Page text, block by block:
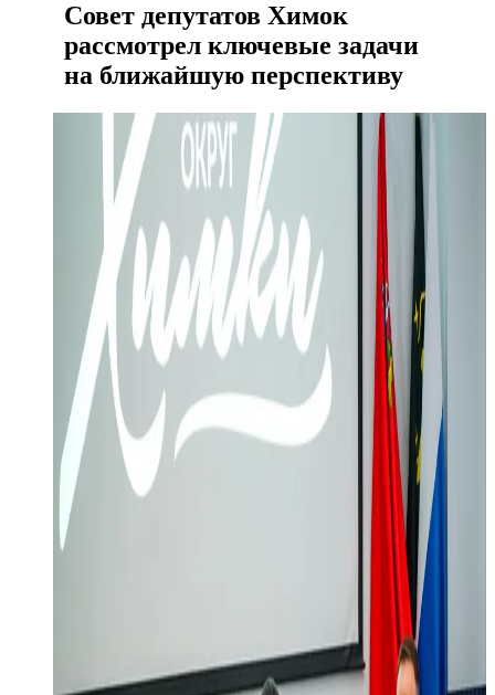
Совет депутатов Химок
рассмотрел ключевые задачи
на ближайшую перспективу